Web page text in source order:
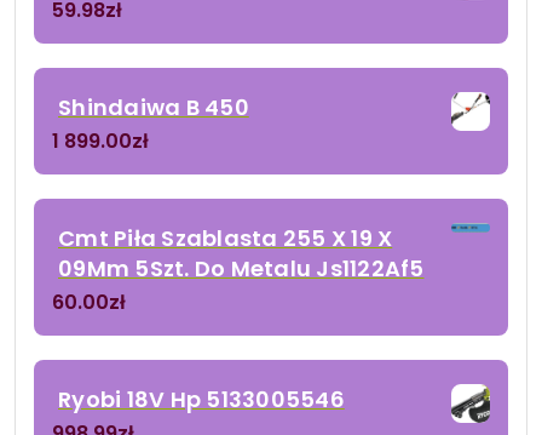
59.98zł
Shindaiwa B 450
1 899.00zł
Cmt Piła Szablasta 255 X 19 X
09Mm 5Szt. Do Metalu Js1122Af5
60.00zł
Ryobi 18V Hp 5133005546